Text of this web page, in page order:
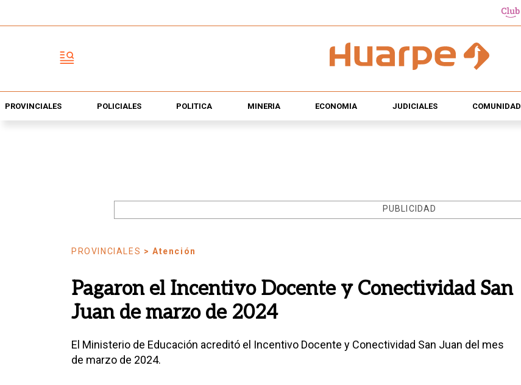
PROVINCIALES POLICIALES POLÍTICA MINERÍA ECONOMÍA JUDICIALES COMUNIDAD
PUBLICIDAD
PROVINCIALES > Atención
Pagaron el Incentivo Docente y Conectividad San
Juan de marzo de 2024
El Ministerio de Educación acreditó el Incentivo Docente y Conectividad San Juan del mes
de marzo de 2024.